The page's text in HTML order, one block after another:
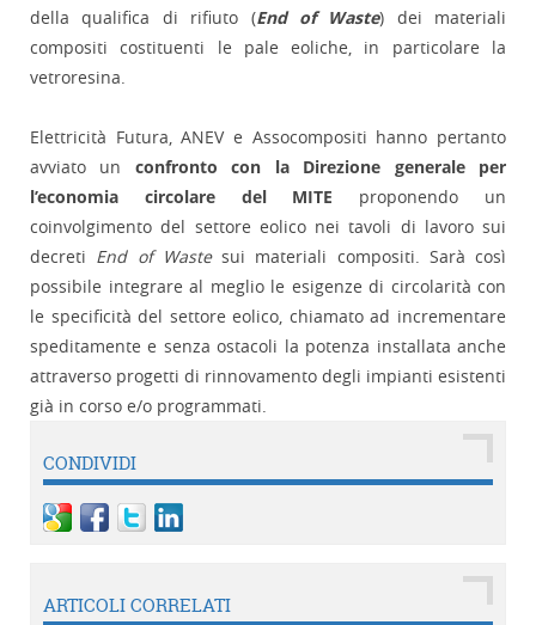
della qualifica di rifiuto (End of Waste) dei materiali
compositi costituenti le pale eoliche, in particolare la
vetroresina.
Elettricità Futura, ANEV e Assocompositi hanno pertanto
avviato un confronto con la Direzione generale per
l’economia circolare del MITE proponendo un
coinvolgimento del settore eolico nei tavoli di lavoro sui
decreti End of Wastesui materiali compositi. Sarà così
possibile integrare al meglio le esigenze di circolarità con
le specificità del settore eolico, chiamato ad incrementare
speditamente e senza ostacoli la potenza installata anche
attraverso progetti di rinnovamento degli impianti esistenti
già in corso e/o programmati.
CONDIVIDI
ARTICOLI CORRELATI